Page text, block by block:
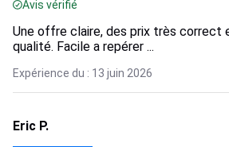
Avis vérifié
Une offre claire, des prix très correct
qualité. Facile a repérer ...
Expérience du : 13 juin 2026
Eric P.